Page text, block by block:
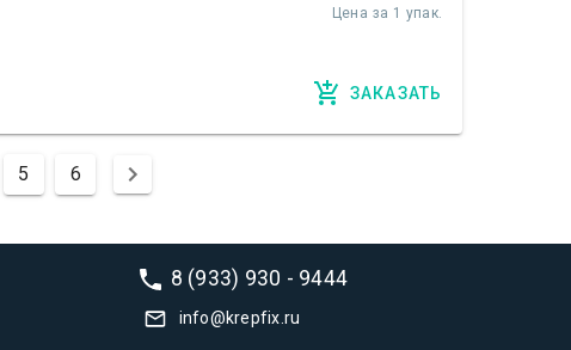
Цена за 1 упак.
ЗАКАЗАТЬ
5 6
8 (933) 930 - 9444
info@krepfix.ru